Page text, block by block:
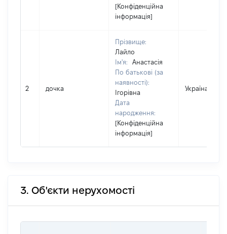
[Конфіденційна
інформація]
2 дочка
Прізвище:
Лайло
Ім'я:
Анастасія
По батькові (за
наявності):
Ігорівна
Дата
народження:
[Конфіденційна
інформація]
Україна
3. Об'єкти нерухомості